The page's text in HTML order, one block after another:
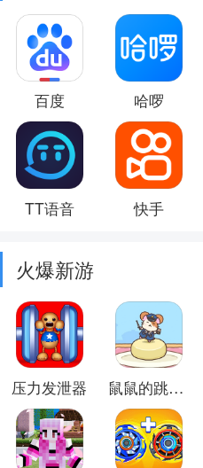
百度 哈啰
TT语音 快手
火爆新游
压力发泄器 鼠鼠的跳跃冒险